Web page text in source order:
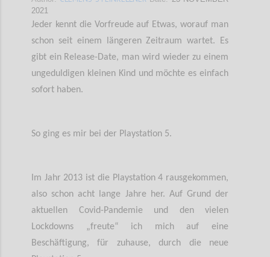
2021
Jeder kennt die Vorfreude auf Etwas, worauf man
schon seit einem längeren Zeitraum wartet. Es
gibt ein Release-Date, man wird wieder zu einem
ungeduldigen kleinen Kind und möchte es einfach
sofort haben.
So ging es mir bei der Playstation 5.
Im Jahr 2013 ist die Playstation 4 rausgekommen,
also schon acht lange Jahre her. Auf Grund der
aktuellen Covid-Pandemie und den vielen
Lockdowns „freute“ ich mich auf eine
Beschäftigung, für zuhause, durch die neue